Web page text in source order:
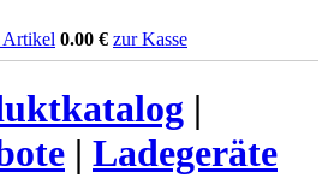
Artikel 0.00 € zur Kasse
|
| Ladegeräte